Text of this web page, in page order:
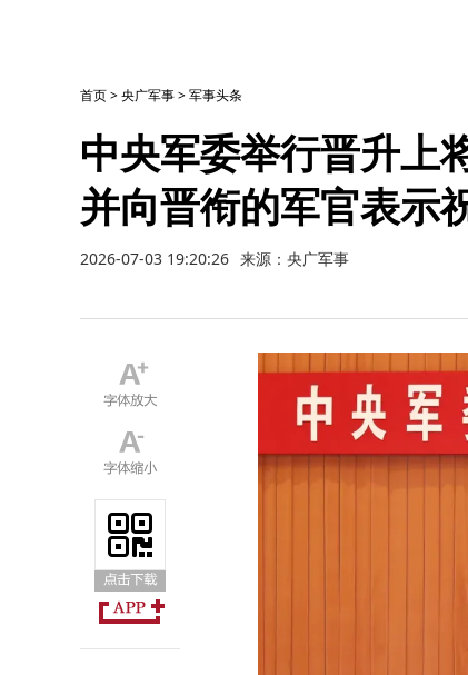
首页>央广军事>军事头条
中央军委举行晋升上
并向晋衔的军官表示
2026-07-03 19:20:26 来源：央广军事